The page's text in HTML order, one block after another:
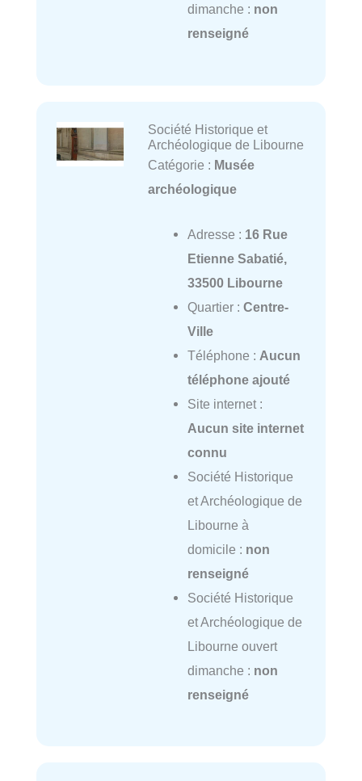
dimanche : non
renseigné
Société Historique et
Archéologique de Libourne
Catégorie : Musée
archéologique
Adresse : 16 Rue
Etienne Sabatié,
33500 Libourne
Quartier : Centre-
Ville
Téléphone : Aucun
téléphone ajouté
Site internet :
Aucun site internet
connu
Société Historique
et Archéologique de
Libourne à
domicile : non
renseigné
Société Historique
et Archéologique de
Libourne ouvert
dimanche : non
renseigné